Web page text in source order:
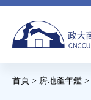
Jump
navigation
搜
首頁 > 房地產年鑑 >